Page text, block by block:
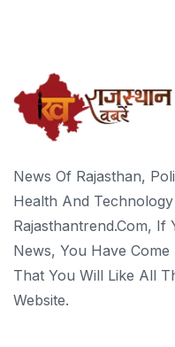
News Of Rajasthan,
Health And
Rajasthantrend.com, If
News, You Have
That You Will Like All
Website.